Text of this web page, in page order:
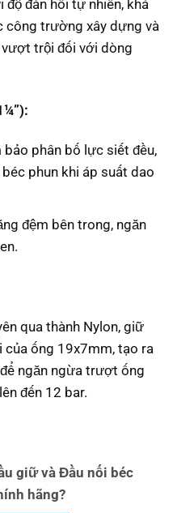
đàn hồi tự nhiên, khả
công trường xây dựng và
trội đối với dòng
phân bố lực siết đều,
phun khi áp suất dao
đệm bên trong, ngăn
qua thành Nylon, giữ
ống 19x7mm, tạo ra
ngăn ngừa trượt ống
đến 12 bar.
giữ và Đầu nối béc
hãng?